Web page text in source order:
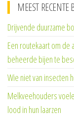
MEEST RECENTE
Drijvende duurzame
Een routekaart om de
beheerde bijen te
Wie niet van insecten
Melkveehouders
lood in hun laarzen